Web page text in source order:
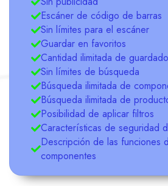
Escáner de código de barras
Sin límites para el escáner
Guardar en favoritos
Cantidad ilimitada de
Sin límites de búsqueda
Búsqueda ilimitada de
Búsqueda ilimitada de
Posibilidad de aplicar filtros
Características de seguridad
Descripción de las funciones
componentes